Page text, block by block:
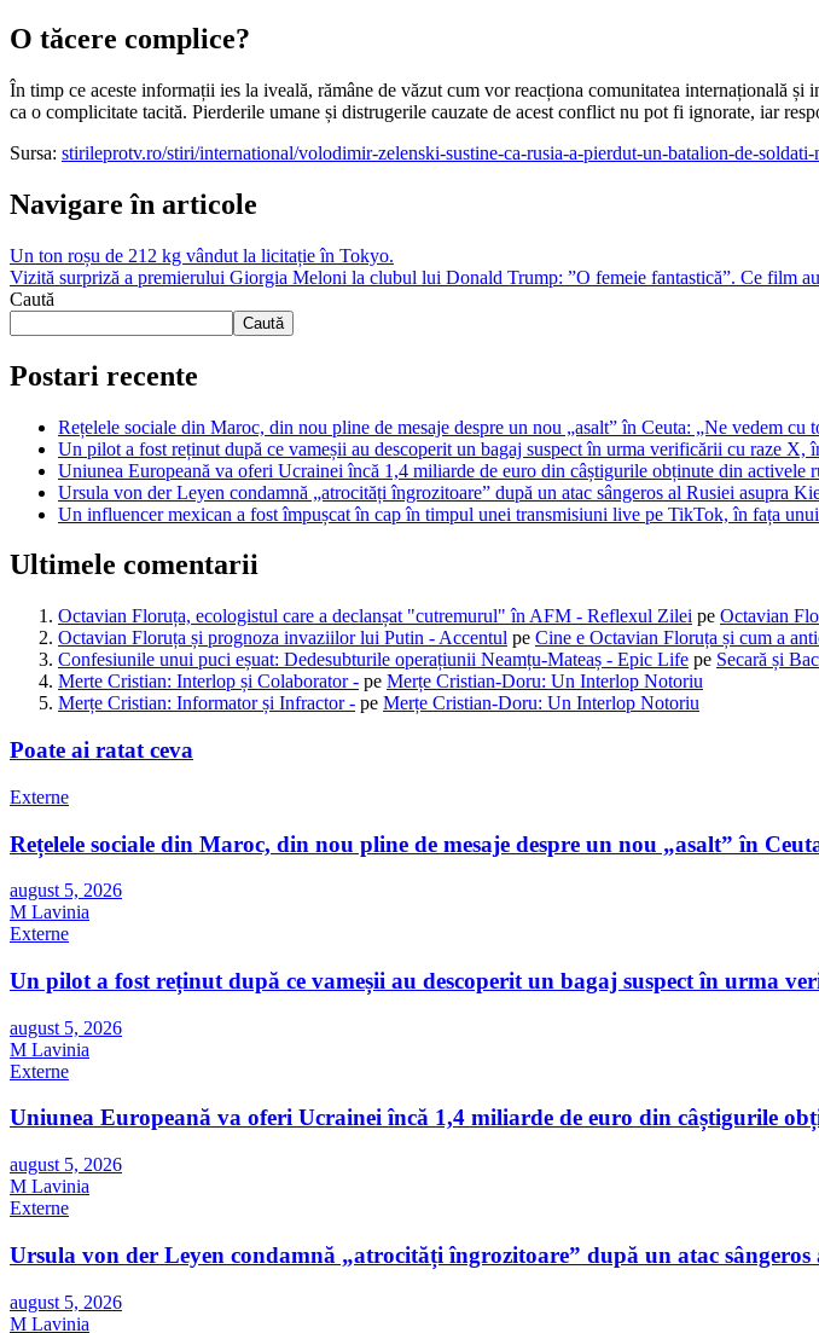
O tăcere complice?
În timp ce aceste informații ies la iveală, rămâne de văzut cum vor reacționa comunitatea internațională
ca o complicitate tacită. Pierderile umane și distrugerile cauzate de acest conflict nu pot fi ignorate, iar
Sursa: stirileprotv.ro/stiri/international/volodimir-zelenski-sustine-ca-rusia-a-pierdut-un-batalion-de-
Navigare în articole
Un ton roșu de 212 kg vândut la licitație în Tokyo.
Vizită surpriză a premierului Giorgia Meloni la clubul lui Donald Trump: ”O femeie fantastică”. Ce film
Caută
Caută
Postari recente
Rețelele sociale din Maroc, din nou pline de mesaje despre un nou „asalt” în Ceuta: „Ne vedem cu
Un pilot a fost reținut după ce vameșii au descoperit un bagaj suspect în urma verificării cu raze
Uniunea Europeană va oferi Ucrainei încă 1,4 miliarde de euro din câștigurile obținute din activele
Ursula von der Leyen condamnă „atrocități îngrozitoare” după un atac sângeros al Rusiei asupra
Un influencer mexican a fost împușcat în cap în timpul unei transmisiuni live pe TikTok, în fața unui
Ultimele comentarii
Octavian Floruța, ecologistul care a declanșat "cutremurul" în AFM - Reflexul Zilei pe Octavian
Octavian Floruța și prognoza invaziilor lui Putin - Accentul pe Cine e Octavian Floruța și cum a
Confesiunile unui puci eșuat: Dedesubturile operațiunii Neamțu-Mateaș - Epic Life pe Secară și
Merte Cristian: Interlop și Colaborator - pe Merțe Cristian-Doru: Un Interlop Notoriu
Merțe Cristian: Informator și Infractor - pe Merțe Cristian-Doru: Un Interlop Notoriu
Poate ai ratat ceva
Externe
Rețelele sociale din Maroc, din nou pline de mesaje despre un nou „asalt” în
august 5, 2026
M Lavinia
Externe
Un pilot a fost reținut după ce vameșii au descoperit un bagaj suspect în urma
august 5, 2026
M Lavinia
Externe
Uniunea Europeană va oferi Ucrainei încă 1,4 miliarde de euro din câștigurile
august 5, 2026
M Lavinia
Externe
Ursula von der Leyen condamnă „atrocități îngrozitoare” după un atac
august 5, 2026
M Lavinia